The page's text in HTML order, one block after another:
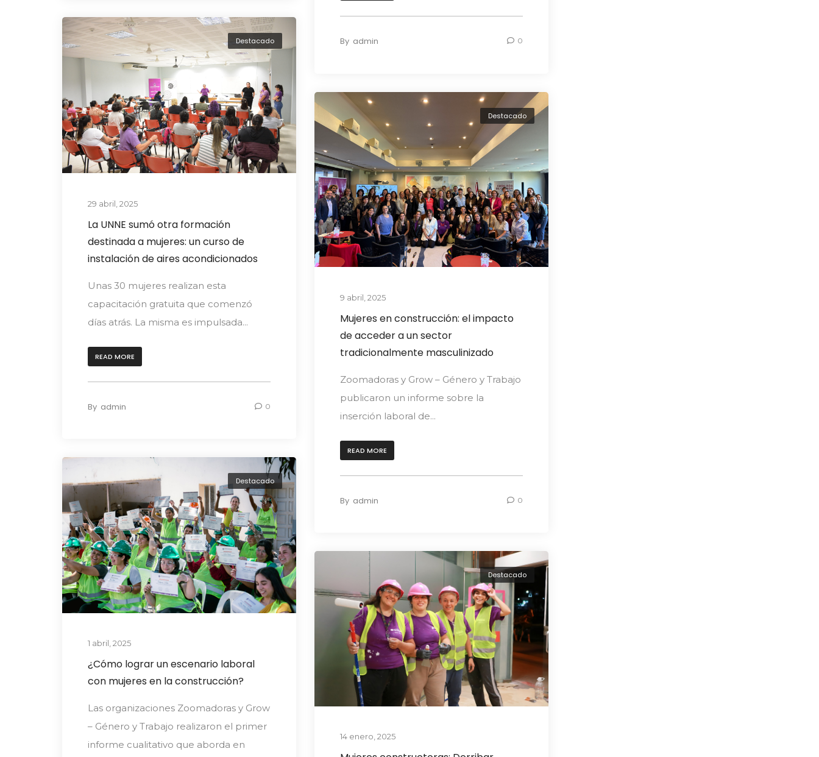
By admin 0
Destacado
29 abril, 2025
La UNNE sumó otra formación
destinada a mujeres: un curso de
instalación de aires acondicionados
Unas 30 mujeres realizan esta
capacitación gratuita que comenzó
días atrás. La misma es impulsada...
READ MORE
By admin 0
Destacado
9 abril, 2025
Mujeres en construcción: el impacto
de acceder a un sector
tradicionalmente masculinizado
Zoomadoras y Grow – Género y Trabajo
publicaron un informe sobre la
inserción laboral de...
READ MORE
By admin 0
Destacado
1 abril, 2025
¿Cómo lograr un escenario laboral
con mujeres en la construcción?
Las organizaciones Zoomadoras y Grow
– Género y Trabajo realizaron el primer
informe cualitativo que aborda en
Destacado
14 enero, 2025